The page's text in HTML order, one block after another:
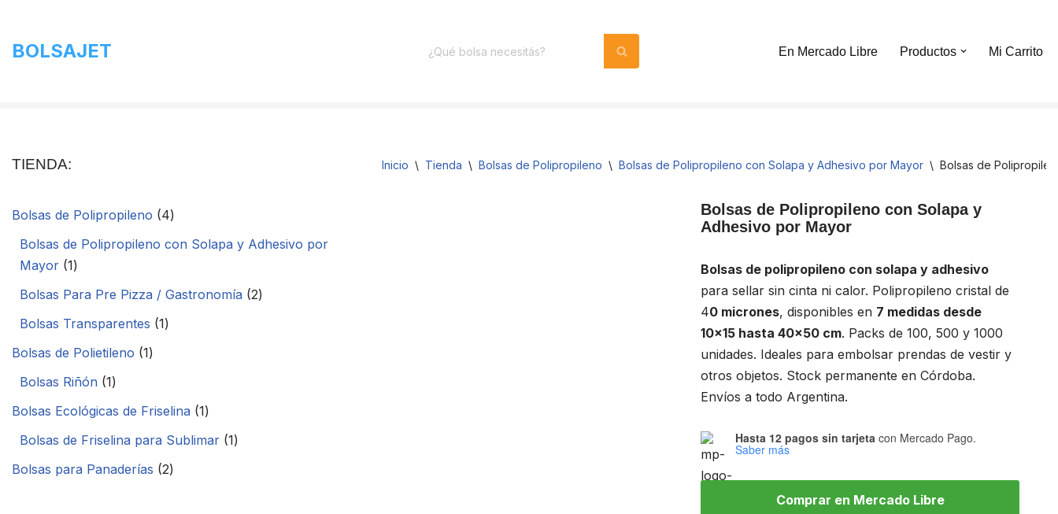
Ir
BOLSAJET En Mercado Libre Productos Mi Carrito
TIENDA:
Bolsas de Polipropileno
4
Bolsas de Polipropileno con Solapa y Adhesivo por
Mayor 1
Bolsas Para Pre Pizza / Gastronomía 2
Bolsas Transparentes 1
Bolsas de Polietileno 1
Bolsas Riñón 1
Bolsas Ecológicas de Friselina 1
Bolsas de Friselina para Sublimar 1
Bolsas para Panaderías 2
Inicio \ Tienda \ Bolsas de Polipropileno \ Bolsas de Polipropileno con Solapa y Adhesivo por Mayor \ Bolsas de
Bolsas de Polipropileno con Solapa y
Adhesivo por Mayor
Bolsas de polipropileno con solapa y adhesivo
para sellar sin cinta ni calor. Polipropileno cristal de
40 micrones, disponibles en 7 medidas desde
10×15 hasta 40×50 cm. Packs de 100, 500 y 1000
unidades. Ideales para embolsar prendas de vestir y
otros objetos. Stock permanente en Córdoba.
Envíos a todo Argentina.
Hasta 12 pagos sin tarjeta con Mercado Pago.
Saber más
Comprar en Mercado Libre